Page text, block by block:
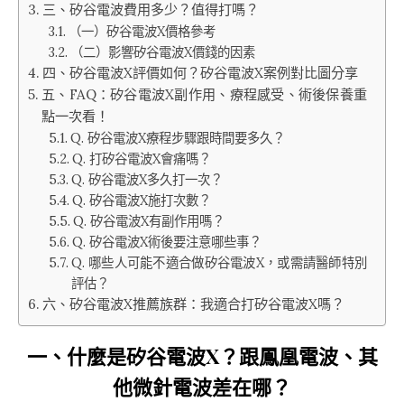
三、矽谷電波費用多少？值得打嗎？
（一）矽谷電波X價格參考
（二）影響矽谷電波X價錢的因素
四、矽谷電波X評價如何？矽谷電波X案例對比圖分享
五、FAQ：矽谷電波X副作用、療程感受、術後保養重
點一次看！
Q. 矽谷電波X療程步驟跟時間要多久？
Q. 打矽谷電波X會痛嗎？
Q. 矽谷電波X多久打一次？
Q. 矽谷電波X施打次數？
Q. 矽谷電波X有副作用嗎？
Q. 矽谷電波X術後要注意哪些事？
Q. 哪些人可能不適合做矽谷電波X，或需請醫師特別
評估？
六、矽谷電波X推薦族群：我適合打矽谷電波X嗎？
一、什麼是矽谷電波X？跟鳳凰電波、其
他微針電波差在哪？